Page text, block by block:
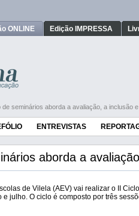
ONLINE Edição IMPRESSA
de seminários aborda a avaliação, a inclusão
ENTREVISTAS
aborda a
de Vilela (AEV) vai realizar o II
e julho. O ciclo é composto por três